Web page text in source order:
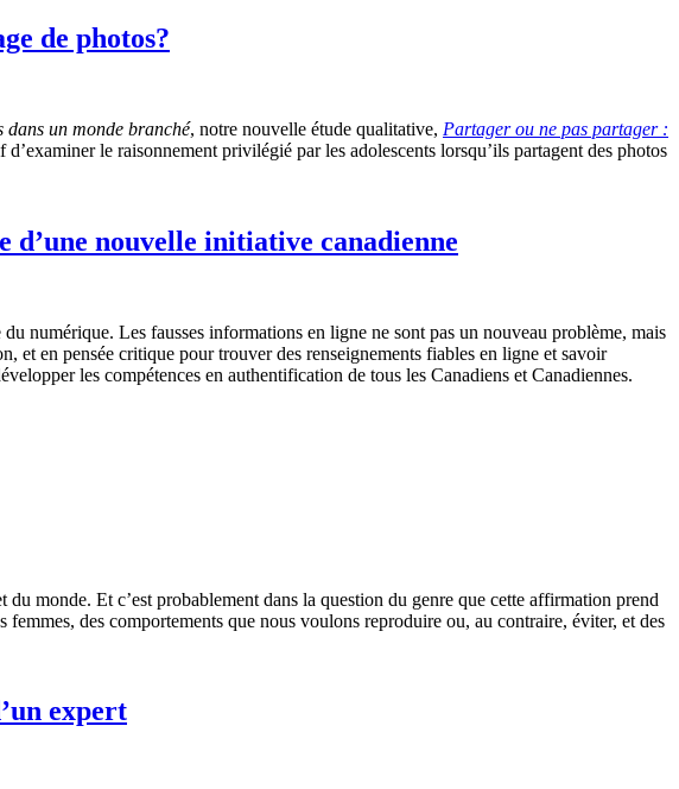
de photos?
dans un monde branché, notre nouvelle étude qualitative, Partager ou ne pas partager :
d’examiner le raisonnement privilégié par les adolescents lorsqu’ils partagent des photos
d’une nouvelle initiative canadienne
numérique. Les fausses informations en ligne ne sont pas un nouveau problème, mais
et en pensée critique pour trouver des renseignements fiables en ligne et savoir
les compétences en authentification de tous les Canadiens et Canadiennes.
monde. Et c’est probablement dans la question du genre que cette affirmation prend
des comportements que nous voulons reproduire ou, au contraire, éviter, et des
expert